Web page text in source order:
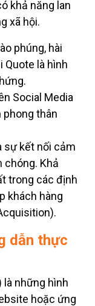
khả năng lan
xã hội.
phúng, hài
Quote là hình
Social Media
phong thân
sự kết nối cảm
chóng. Khả
trong các định
khách hàng
dẫn thực
những hình
hoặc ứng